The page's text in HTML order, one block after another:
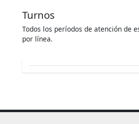
Turnos
Todos los períodos de atención de
por línea.